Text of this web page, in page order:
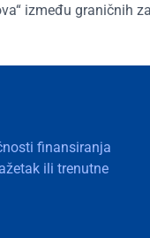
između graničnih
finansiranja
ili trenutne